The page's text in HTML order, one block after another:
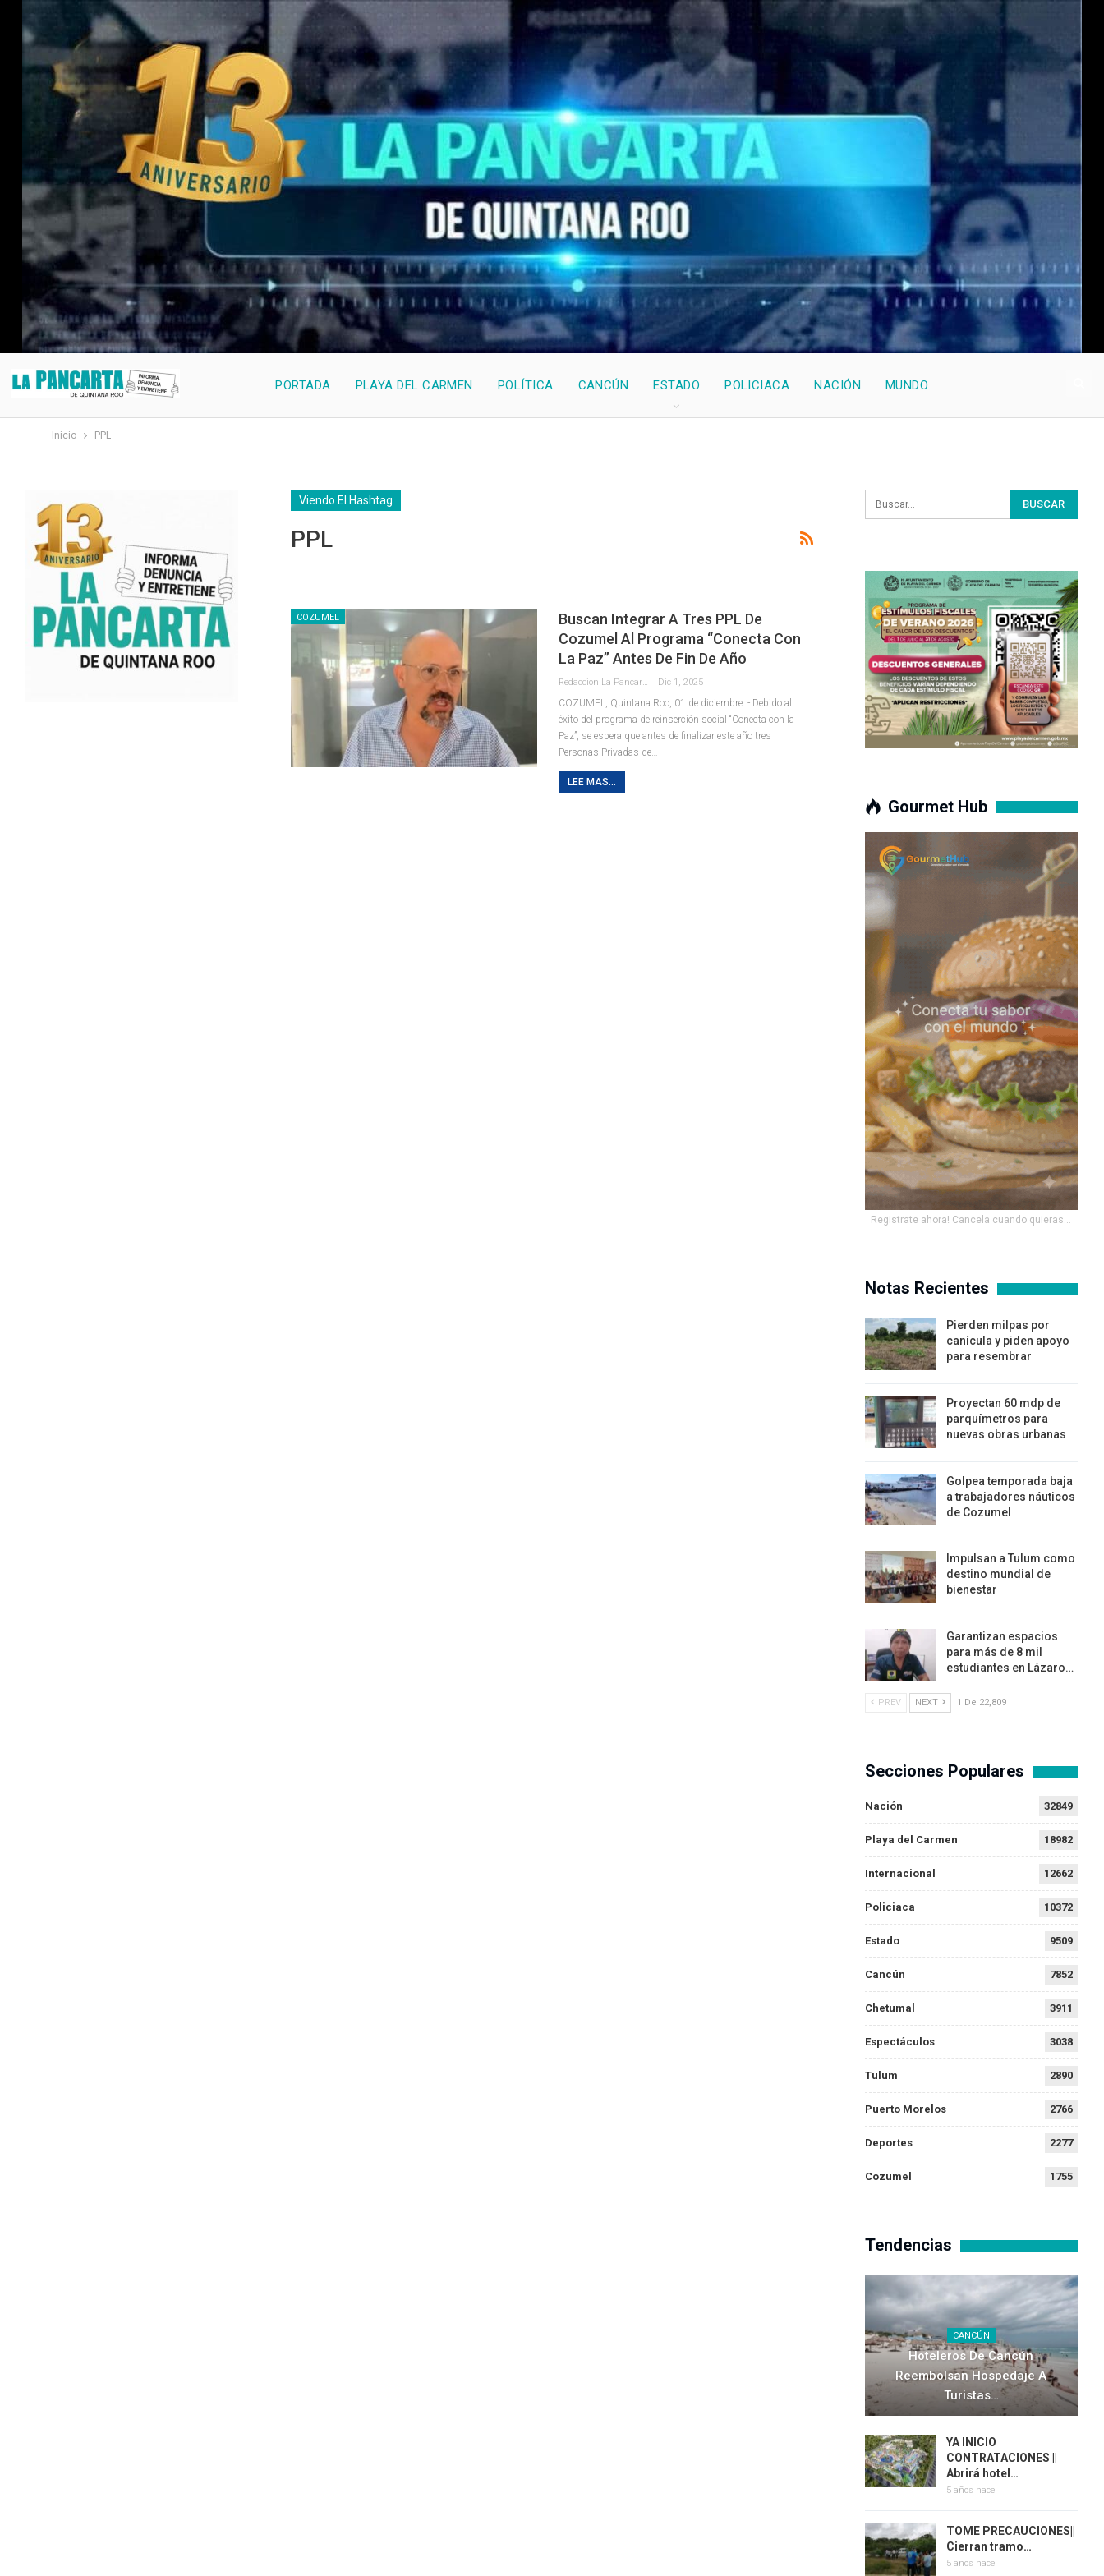
PORTADA PLAYA DEL CARMEN POLÍTICA CANCÚN ESTADO POLICIACA NACIÓN MUNDO
Inicio PPL
Viendo El Hashtag
PPL
COZUMEL
Buscan Integrar A Tres PPL De
Cozumel Al Programa “Conecta Con
La Paz” Antes De Fin De Año
Dic 1, 2025
COZUMEL, Quintana Roo, 01 de diciembre. - Debido al
éxito del programa de reinserción social “Conecta con la
Paz”, se espera que antes de finalizar este año tres
Personas Privadas de
LEE MAS...
Gourmet Hub
Registrate ahora! Cancela cuando quieras...
Notas Recientes
Pierden milpas por
canícula y piden apoyo
para resembrar
Proyectan 60 mdp de
parquímetros para
nuevas obras urbanas
Golpea temporada baja
a trabajadores náuticos
de Cozumel
Impulsan a Tulum como
destino mundial de
bienestar
Garantizan espacios
para más de 8 mil
estudiantes en Lázaro…
PREV NEXT 1 De 22,809
Secciones Populares
Nación 32849
Playa del Carmen 18982
Internacional 12662
Policiaca 10372
Estado 9509
Cancún 7852
Chetumal 3911
Espectáculos 3038
Tulum 2890
Puerto Morelos 2766
Deportes 2277
Cozumel 1755
Tendencias
CANCÚN
Hoteleros De Cancún
Reembolsan Hospedaje A
Turistas…
YA INICIO
CONTRATACIONES ||
Abrirá hotel…
5 años hace
TOME PRECAUCIONES||
Cierran tramo…
5 años hace